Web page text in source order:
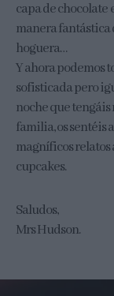
capa de chocolate
manera fantástica
hoguera…
Y ahora podemos
sofisticada pero
noche que tengáis
familia, os sentéis
magníficos relatos
cupcakes.
Saludos,
Mrs Hudson.